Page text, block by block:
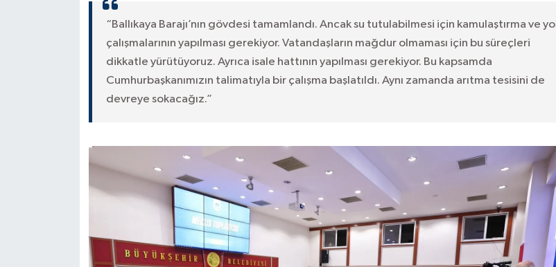
“Ballıkaya Barajı’nın gövdesi tamamlandı. Ancak su tutulabilmesi için kamulaştırma ve yol
çalışmalarının yapılması gerekiyor. Vatandaşların mağdur olmaması için bu süreçleri
dikkatle yürütüyoruz. Ayrıca isale hattının yapılması gerekiyor. Bu kapsamda
Cumhurbaşkanımızın talimatıyla bir çalışma başlatıldı. Aynı zamanda arıtma tesisini de
devreye sokacağız.”